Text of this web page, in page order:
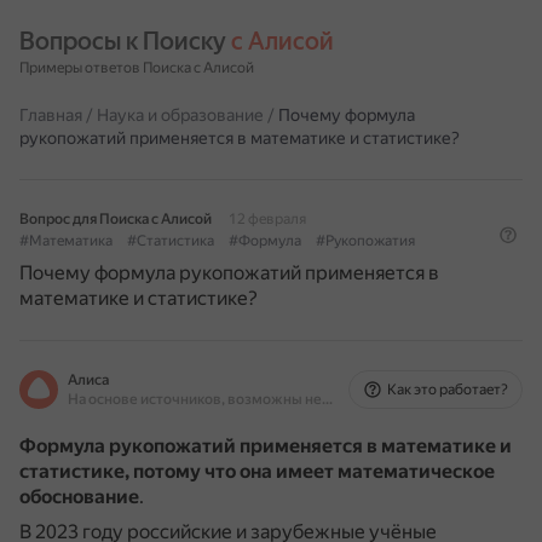
Вопросы к Поиску с Алисой
Примеры ответов Поиска с Алисой
Главная / Наука и образование / Почему формула
рукопожатий применяется в математике и статистике?
Вопрос для Поиска с Алисой
12 февраля
#Математика
#Статистика #Формула #Рукопожатия
Почему формула рукопожатий применяется в
математике и статистике?
Алиса
На основе источников, возможны неточности
Как это работает?
Формула рукопожатий применяется в математике и
статистике, потому что она имеет математическое
обоснование.
В 2023 году российские и зарубежные учёные